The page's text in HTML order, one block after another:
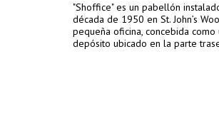
"Shoffice" es un pabellón
década de 1950 en St. John’s
pequeña oficina, concebida
depósito ubicado en la parte